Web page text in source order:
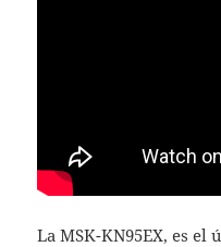
La MSK-KN95EX, es